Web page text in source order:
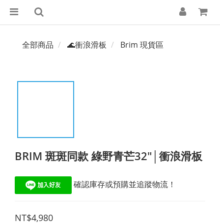
全部商品 🌊衝浪滑板 Brim 現貨區
BRIM 斑斑同款 綠野青芒32"│衝浪滑板
確認庫存或預購並追蹤物流！
NT$4,980